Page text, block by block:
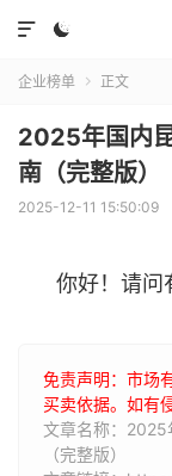


企业榜单  正文
2025年国内
南（完整版）
2025-12-11 15:50:09
你好！请问
免责声明：市场
买卖依据。如有
文章名称：2025
（完整版）